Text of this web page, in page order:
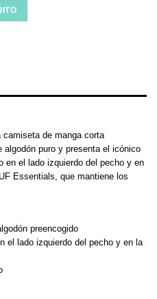
cantidad
de manga corta
puro y presenta el icónico
en el lado izquierdo del pecho y en
Essentials, que mantiene los
preencogido
el lado izquierdo del pecho y en la